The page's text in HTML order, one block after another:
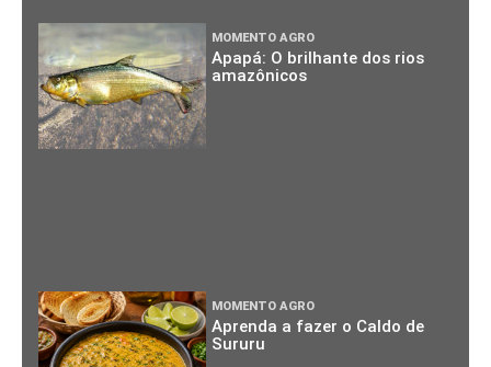
MOMENTO AGRO
Apapá: O brilhante dos rios
amazônicos
MOMENTO AGRO
Aprenda a fazer o Caldo de
Sururu